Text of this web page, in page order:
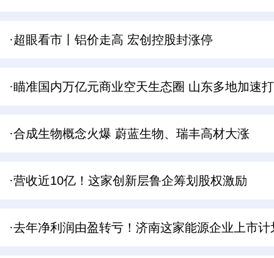
·超眼看市丨铝价走高 宏创控股封涨停
·瞄准国内万亿元商业空天生态圈 山东多地加速
·合成生物概念火爆 蔚蓝生物、瑞丰高材大涨
·营收近10亿！这家创新层鲁企筹划股权激励
·去年净利润由盈转亏！济南这家能源企业上市计